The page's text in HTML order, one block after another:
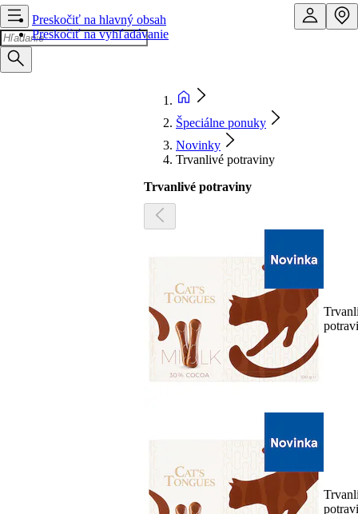
Preskočiť na hlavný obsah
Preskočiť na vyhľadávanie
Špeciálne ponuky
Novinky
Trvanlivé potraviny
Trvanlivé potraviny